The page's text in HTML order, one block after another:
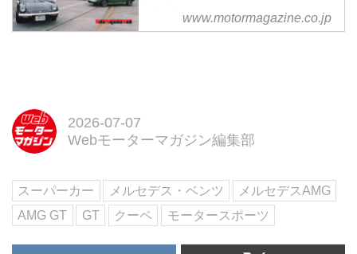
＜本書の見どころ＞
種はもちろん、1980年代の「第
リ F40、ポルシェ 959なども美し
い写真とともに詳解しています。
2...
www.motormagazine.co.jp
2026-07-07
Webモーターマガジン編集部
スーパーカー メルセデス・ベンツ
メルセデスAMG
AMG GT
GT クーペ モータースポーツ